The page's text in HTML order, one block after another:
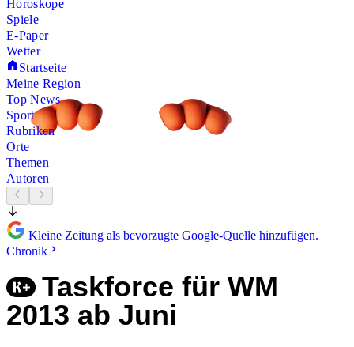
Horoskope
Spiele
E-Paper
Wetter
Startseite
Meine Region
Top News
Sport
Rubriken
Orte
Themen
Autoren
Kleine Zeitung als bevorzugte Google-Quelle hinzufügen.
Chronik
Taskforce für WM
2013 ab Juni